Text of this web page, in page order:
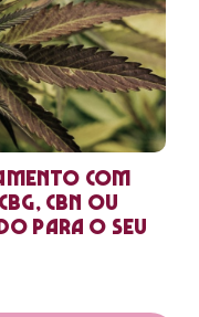
com
CBN ou
para o seu